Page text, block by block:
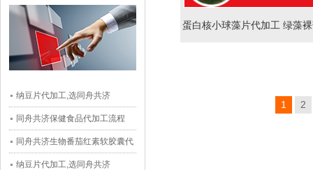
纳豆片代加工,选同舟共济
同舟共济保健食品代加工流程
同舟共济生物番茄红素软胶囊代
加工
纳豆片代加工,选同舟共济
蛋白核小球藻片代加工 绿藻
1 2